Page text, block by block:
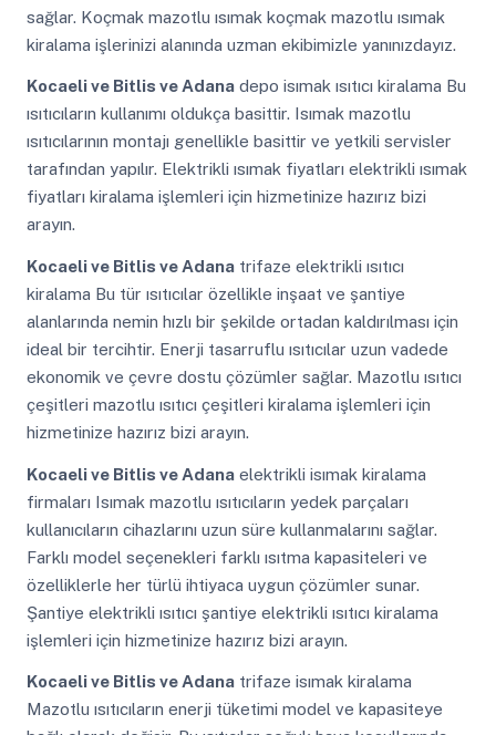
sağlar. Koçmak mazotlu ısımak koçmak mazotlu ısımak
kiralama işlerinizi alanında uzman ekibimizle yanınızdayız.
Kocaeli ve Bitlis ve Adanadepo isımak ısıtıcı kiralama Bu
ısıtıcıların kullanımı oldukça basittir. Isımak mazotlu
ısıtıcılarının montajı genellikle basittir ve yetkili servisler
tarafından yapılır. Elektrikli ısımak fiyatları elektrikli ısımak
fiyatları kiralama işlemleri için hizmetinize hazırız bizi
arayın.
Kocaeli ve Bitlis ve Adanatrifaze elektrikli ısıtıcı
kiralama Bu tür ısıtıcılar özellikle inşaat ve şantiye
alanlarında nemin hızlı bir şekilde ortadan kaldırılması için
ideal bir tercihtir. Enerji tasarruflu ısıtıcılar uzun vadede
ekonomik ve çevre dostu çözümler sağlar. Mazotlu ısıtıcı
çeşitleri mazotlu ısıtıcı çeşitleri kiralama işlemleri için
hizmetinize hazırız bizi arayın.
Kocaeli ve Bitlis ve Adanaelektrikli isımak kiralama
firmaları Isımak mazotlu ısıtıcıların yedek parçaları
kullanıcıların cihazlarını uzun süre kullanmalarını sağlar.
Farklı model seçenekleri farklı ısıtma kapasiteleri ve
özelliklerle her türlü ihtiyaca uygun çözümler sunar.
Şantiye elektrikli ısıtıcı şantiye elektrikli ısıtıcı kiralama
işlemleri için hizmetinize hazırız bizi arayın.
Kocaeli ve Bitlis ve Adanatrifaze isımak kiralama
Mazotlu ısıtıcıların enerji tüketimi model ve kapasiteye